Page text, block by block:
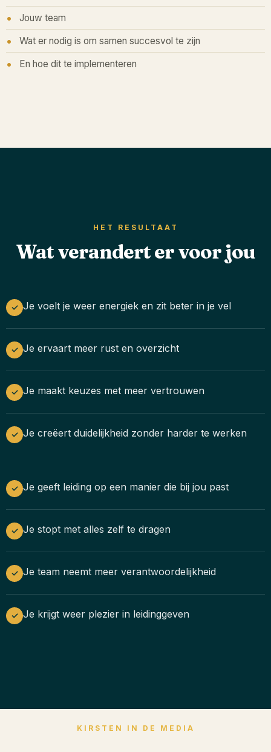
Jouw team
Wat er nodig is om samen succesvol te zijn
En hoe dit te implementeren
HET RESULTAAT
Wat verandert er voor jou
✓ Je voelt je weer energiek en zit beter in je vel
✓ Je ervaart meer rust en overzicht
✓ Je maakt keuzes met meer vertrouwen
✓ Je creëert duidelijkheid zonder harder te werken
✓ Je geeft leiding op een manier die bij jou past
✓ Je stopt met alles zelf te dragen
✓ Je team neemt meer verantwoordelijkheid
✓ Je krijgt weer plezier in leidinggeven
KIRSTEN IN DE MEDIA